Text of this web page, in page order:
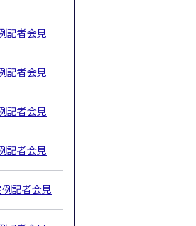
記者会見
記者会見
記者会見
記者会見
記者会見